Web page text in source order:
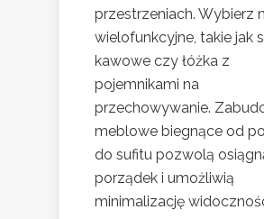
przestrzeniach. Wybierz
wielofunkcyjne, takie jak
kawowe czy łóżka z
pojemnikami na
przechowywanie.
meblowe biegnące od
do sufitu pozwolą
porządek i umożliwią
minimalizację